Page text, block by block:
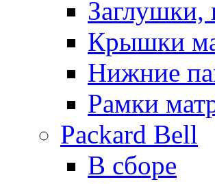
Заглушки,
Крышки
Нижние
Рамки
Packard Bell
В сборе